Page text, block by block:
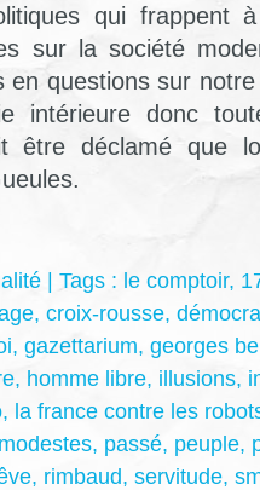
qui frappent
sur la société
en questions sur
intérieure donc
être déclamé que
| Tags : le comptoir,
, croix-rousse,
, gazettarium, georges
, homme libre, illusions,
, la france contre les
modestes, passé, peuple,
, rimbaud, servitude,